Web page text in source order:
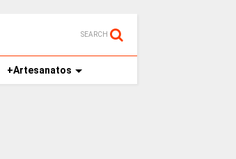
SEARCH
+Artesanatos